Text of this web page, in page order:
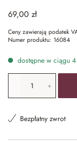
69,00 zł
Ceny zawierają podatek
Numer produktu: 16084
dostępne w ciągu
Ilość produktu:
Bezpłatny zwrot